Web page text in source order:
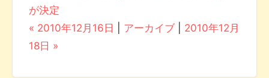
が決定
« 2010年12月16日
アーカイブ
2010年12月
18日 »